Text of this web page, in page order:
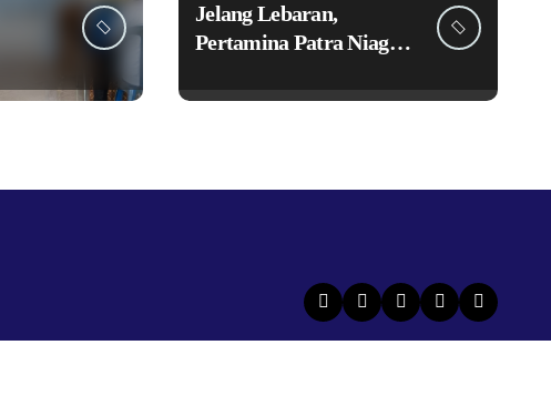
Jelang Lebaran,
Pertamina Patra Niaga
dan Pangkalan LPG 3